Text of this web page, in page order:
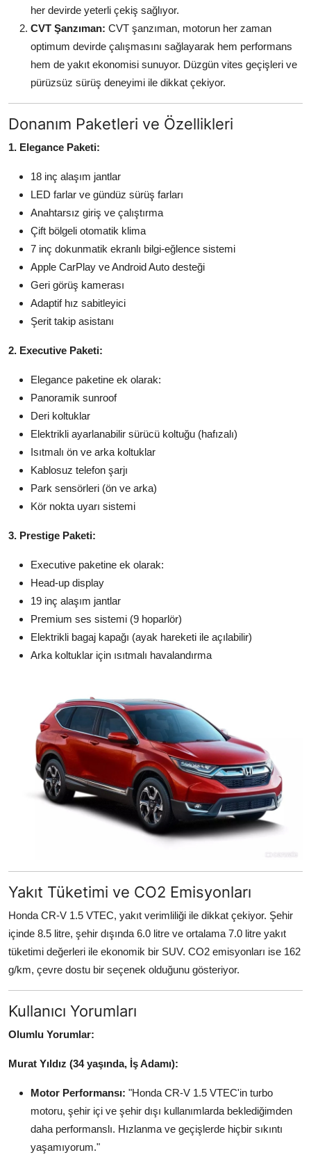
her devirde yeterli çekiş sağlıyor.
CVT Şanzıman: CVT şanzıman, motorun her zaman
optimum devirde çalışmasını sağlayarak hem performans
hem de yakıt ekonomisi sunuyor. Düzgün vites geçişleri ve
pürüzsüz sürüş deneyimi ile dikkat çekiyor.
Donanım Paketleri ve Özellikleri
1. Elegance Paketi:
18 inç alaşım jantlar
LED farlar ve gündüz sürüş farları
Anahtarsız giriş ve çalıştırma
Çift bölgeli otomatik klima
7 inç dokunmatik ekranlı bilgi-eğlence sistemi
Apple CarPlay ve Android Auto desteği
Geri görüş kamerası
Adaptif hız sabitleyici
Şerit takip asistanı
2. Executive Paketi:
Elegance paketine ek olarak:
Panoramik sunroof
Deri koltuklar
Elektrikli ayarlanabilir sürücü koltuğu (hafızalı)
Isıtmalı ön ve arka koltuklar
Kablosuz telefon şarjı
Park sensörleri (ön ve arka)
Kör nokta uyarı sistemi
3. Prestige Paketi:
Executive paketine ek olarak:
Head-up display
19 inç alaşım jantlar
Premium ses sistemi (9 hoparlör)
Elektrikli bagaj kapağı (ayak hareketi ile açılabilir)
Arka koltuklar için ısıtmalı havalandırma
Yakıt Tüketimi ve CO2 Emisyonları
Honda CR-V 1.5 VTEC, yakıt verimliliği ile dikkat çekiyor. Şehir
içinde 8.5 litre, şehir dışında 6.0 litre ve ortalama 7.0 litre yakıt
tüketimi değerleri ile ekonomik bir SUV. CO2 emisyonları ise 162
g/km, çevre dostu bir seçenek olduğunu gösteriyor.
Kullanıcı Yorumları
Olumlu Yorumlar:
Murat Yıldız (34 yaşında, İş Adamı):
Motor Performansı: "Honda CR-V 1.5 VTEC'in turbo
motoru, şehir içi ve şehir dışı kullanımlarda beklediğimden
daha performanslı. Hızlanma ve geçişlerde hiçbir sıkıntı
yaşamıyorum."